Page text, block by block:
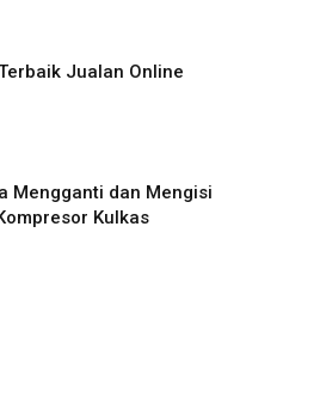
Jualan Online
Mengganti dan Mengisi
Kulkas